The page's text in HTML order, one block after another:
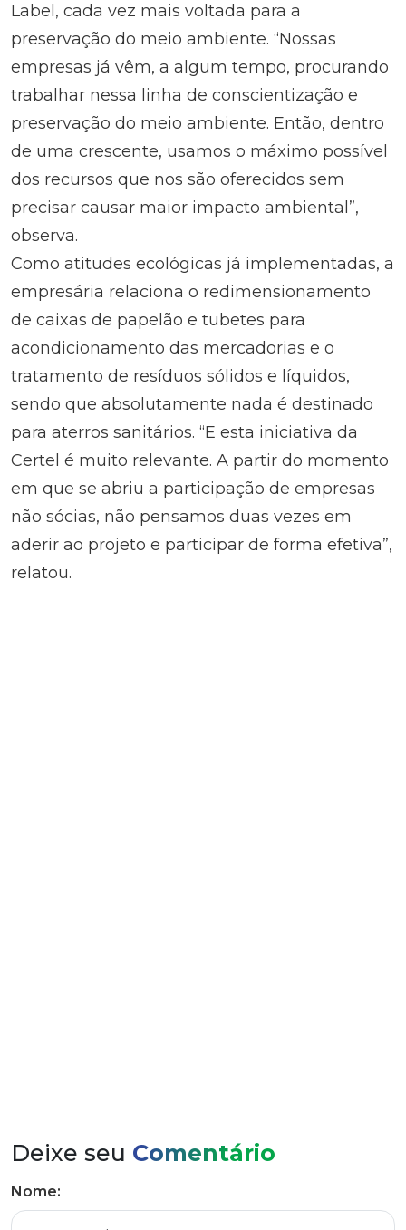
Label, cada vez mais voltada para a
preservação do meio ambiente. “Nossas
empresas já vêm, a algum tempo, procurando
trabalhar nessa linha de conscientização e
preservação do meio ambiente. Então, dentro
de uma crescente, usamos o máximo possível
dos recursos que nos são oferecidos sem
precisar causar maior impacto ambiental”,
observa.
Como atitudes ecológicas já implementadas, a
empresária relaciona o redimensionamento
de caixas de papelão e tubetes para
acondicionamento das mercadorias e o
tratamento de resíduos sólidos e líquidos,
sendo que absolutamente nada é destinado
para aterros sanitários. “E esta iniciativa da
Certel é muito relevante. A partir do momento
em que se abriu a participação de empresas
não sócias, não pensamos duas vezes em
aderir ao projeto e participar de forma efetiva”,
relatou.
Deixe seu Comentário
Nome: